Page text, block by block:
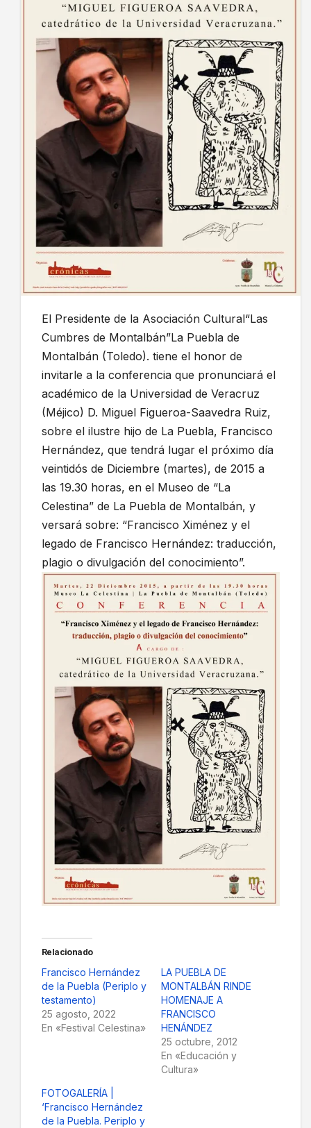
El Presidente de la Asociación Cultural“Las
Cumbres de Montalbán”La Puebla de
Montalbán (Toledo). tiene el honor de
invitarle a la conferencia que pronunciará el
académico de la Universidad de Veracruz
(Méjico) D. Miguel Figueroa-Saavedra Ruiz,
sobre el ilustre hijo de La Puebla, Francisco
Hernández, que tendrá lugar el próximo día
veintidós de Diciembre (martes), de 2015 a
las 19.30 horas, en el Museo de “La
Celestina” de La Puebla de Montalbán, y
versará sobre: “Francisco Ximénez y el
legado de Francisco Hernández: traducción,
plagio o divulgación del conocimiento”.
Relacionado
Francisco Hernández
de la Puebla (Periplo y
testamento)
25 agosto, 2022
En «Festival Celestina»
LA PUEBLA DE
MONTALBÁN RINDE
HOMENAJE A
FRANCISCO
HENÁNDEZ
25 octubre, 2012
En «Educación y
Cultura»
FOTOGALERÍA |
‘Francisco Hernández
de la Puebla. Periplo y